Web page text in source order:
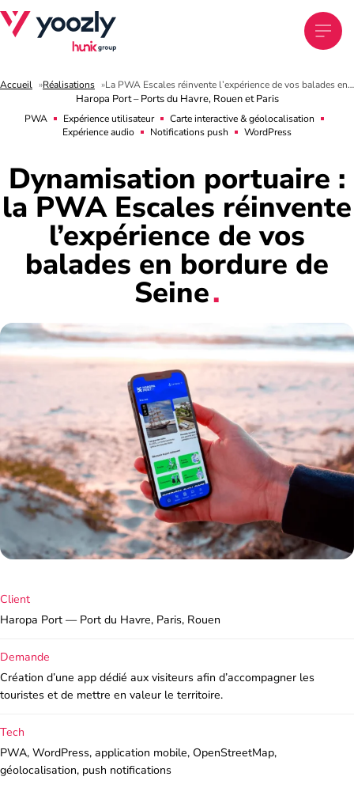
Accueil Réalisations La PWA Escales réinvente l’expérience de vos balades en bord de Seine
Haropa Port – Ports du Havre, Rouen et Paris
PWA Expérience utilisateur
Carte interactive & géolocalisation
Expérience audio
Notifications push WordPress
Dynamisation portuaire :
la PWA Escales réinvente
l’expérience de vos
balades en bordure de
Seine
Client
Haropa Port — Port du Havre, Paris, Rouen
Demande
Création d’une app dédié aux visiteurs afin d’accompagner les
touristes et de mettre en valeur le territoire.
Tech
PWA, WordPress, application mobile, OpenStreetMap,
géolocalisation, push notifications